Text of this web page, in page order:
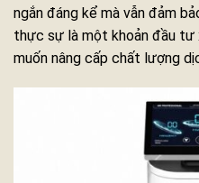
ngắn đáng kể mà vẫn đảm
thực sự là một khoản đầu tư
muốn nâng cấp chất lượng